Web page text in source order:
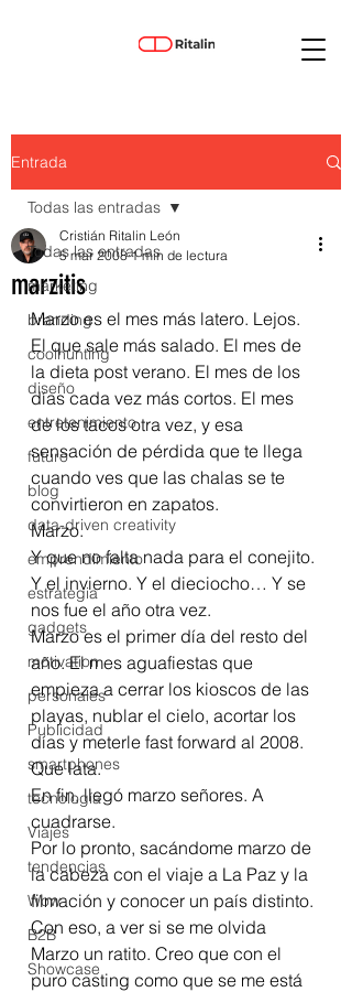
Entrada
Todas las entradas
marketing
branding
coolhunting
diseño
entretenimiento
futuro
blog
data-driven creativity
emprendimiento
estrategia
gadgets
motivation
personales
Publicidad
smartphones
tecnología
Viajes
tendencias
Wow
B2B
Showcase
Todas las entradas
marzitis
Cristián Ritalin León
5 mar 2008 1 min de lectura
Marzo es el mes más latero. Lejos.
El que sale más salado. El mes de
la dieta post verano. El mes de los
días cada vez más cortos. El mes
de los tacos otra vez, y esa
sensación de pérdida que te llega
cuando ves que las chalas se te
convirtieron en zapatos.
Marzo.
Y que no falta nada para el conejito.
Y el invierno. Y el dieciocho… Y se
nos fue el año otra vez.
Marzo es el primer día del resto del
año. El mes aguafiestas que
empieza a cerrar los kioscos de las
playas, nublar el cielo, acortar los
días y meterle fast forward al 2008.
Que lata.
En fin, llegó marzo señores. A
cuadrarse.
Por lo pronto, sacándome marzo de
la cabeza con el viaje a La Paz y la
filmación y conocer un país distinto.
Con eso, a ver si se me olvida
Marzo un ratito. Creo que con el
puro casting como que se me está